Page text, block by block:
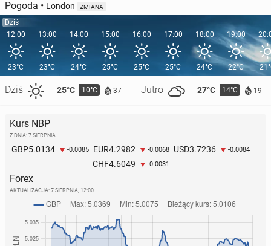
Pogoda • London ZMIANA
Dziś
12:00
23°C
Dziś 25°C 10°C 37 Jutro 27°C 14°C 19
13:00
23°C
14:00
24°C
15:00
25°C
16:00
25°C
17:00
25°C
18:00
24°C
19:00
22°C
Kurs NBP
Z DNIA: 7 SIERPNIA
GBP5.0134 -0.0085 EUR4.2982 -0.0068 USD3.7236 -0.0084
CHF4.6049 -0.0031
Forex
AKTUALIZACJA: 7 SIERPNIA, 12:00